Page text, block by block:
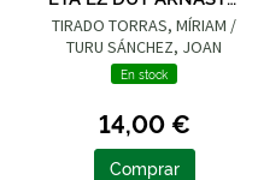
NAHI
TIRADO TORRAS, MÍRIAM /
TURU SÁNCHEZ, JOAN
En stock
14,00 €
Comprar